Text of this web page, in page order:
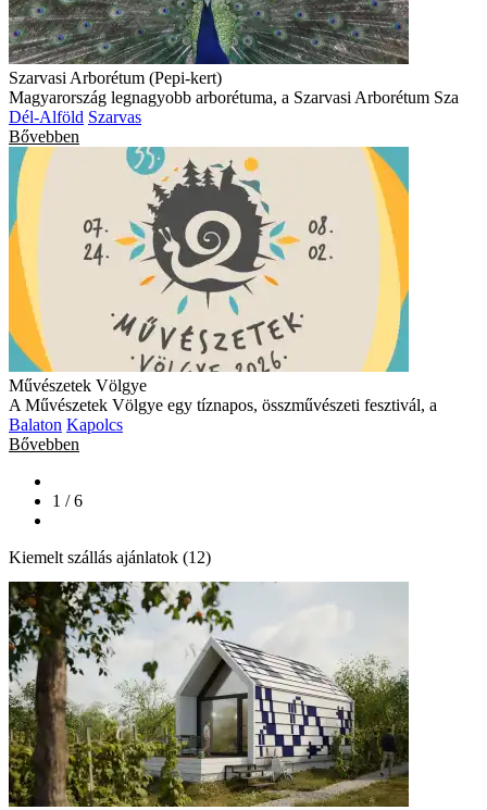
Szarvasi Arborétum (Pepi-kert)
Magyarország legnagyobb arborétuma, a Szarvasi Arborétum Sza
Dél-Alföld Szarvas
Bővebben
Művészetek Völgye
A Művészetek Völgye egy tíznapos, összművészeti fesztivál, a
Balaton Kapolcs
Bővebben
1 / 6
Kiemelt szállás ajánlatok (12)